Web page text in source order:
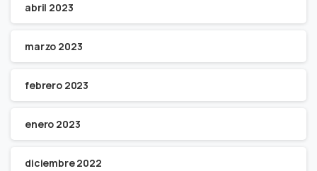
abril 2023
marzo 2023
febrero 2023
enero 2023
diciembre 2022